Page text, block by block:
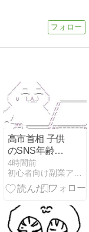
高市首相 子供
のSNS年齢制
限法案提出検
討
4時間前
初心者向け副業アフィリエイト情報館 InfoShop